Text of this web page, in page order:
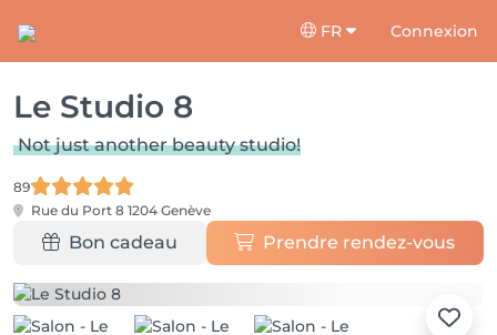
FR Connexion
Le Studio 8
Not just another beauty studio!
89
Rue du Port 8 1204 Genève
Bon cadeau Prendre rendez-vous